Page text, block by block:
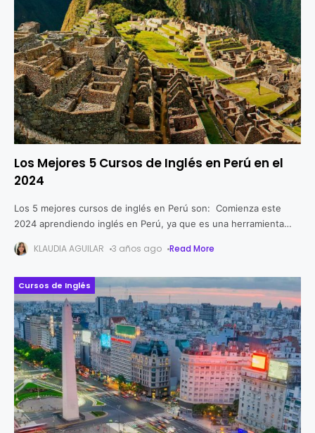
Los Mejores 5 Cursos de Inglés en Perú en el
2024
Los 5 mejores cursos de inglés en Perú son: Comienza este
2024 aprendiendo inglés en Perú, ya que es una herramienta
personal y
KLAUDIA AGUILAR 3 años ago Read More
Cursos de Inglés